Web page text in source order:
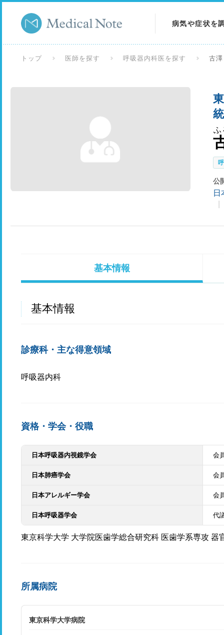
病気や症状を
検査を調べる
トップ 医師を探す 呼吸器内科医を探す 古
ふ
公
日
基本情報
基本情報
診療科・主な得意領域
呼吸器内科
資格・学会・役職
日本呼吸器内視鏡学会 会
日本肺癌学会 会
日本アレルギー学会 会
日本呼吸器学会 代
東京科学大学 大学院医歯学総合研究科 医歯学系専攻
所属病院
東京科学大学病院